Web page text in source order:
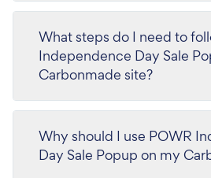
What steps do I need to
Independence Day Sale
Carbonmade site?
Why should I use POWR
Day Sale Popup on my